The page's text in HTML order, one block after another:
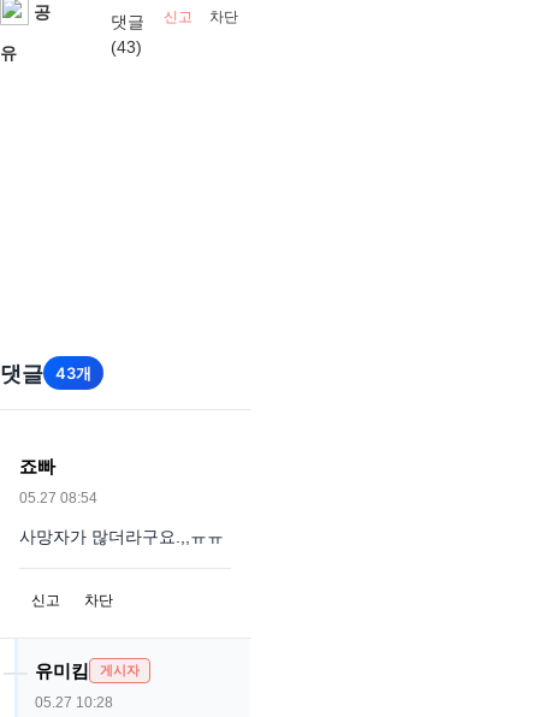
신고 차단
공
유
댓글
(43)
댓글 43개
죠빠
05.27 08:54
사망자가 많더라구요.,,ㅠㅠ
신고 차단
유미킴 게시자
05.27 10:28